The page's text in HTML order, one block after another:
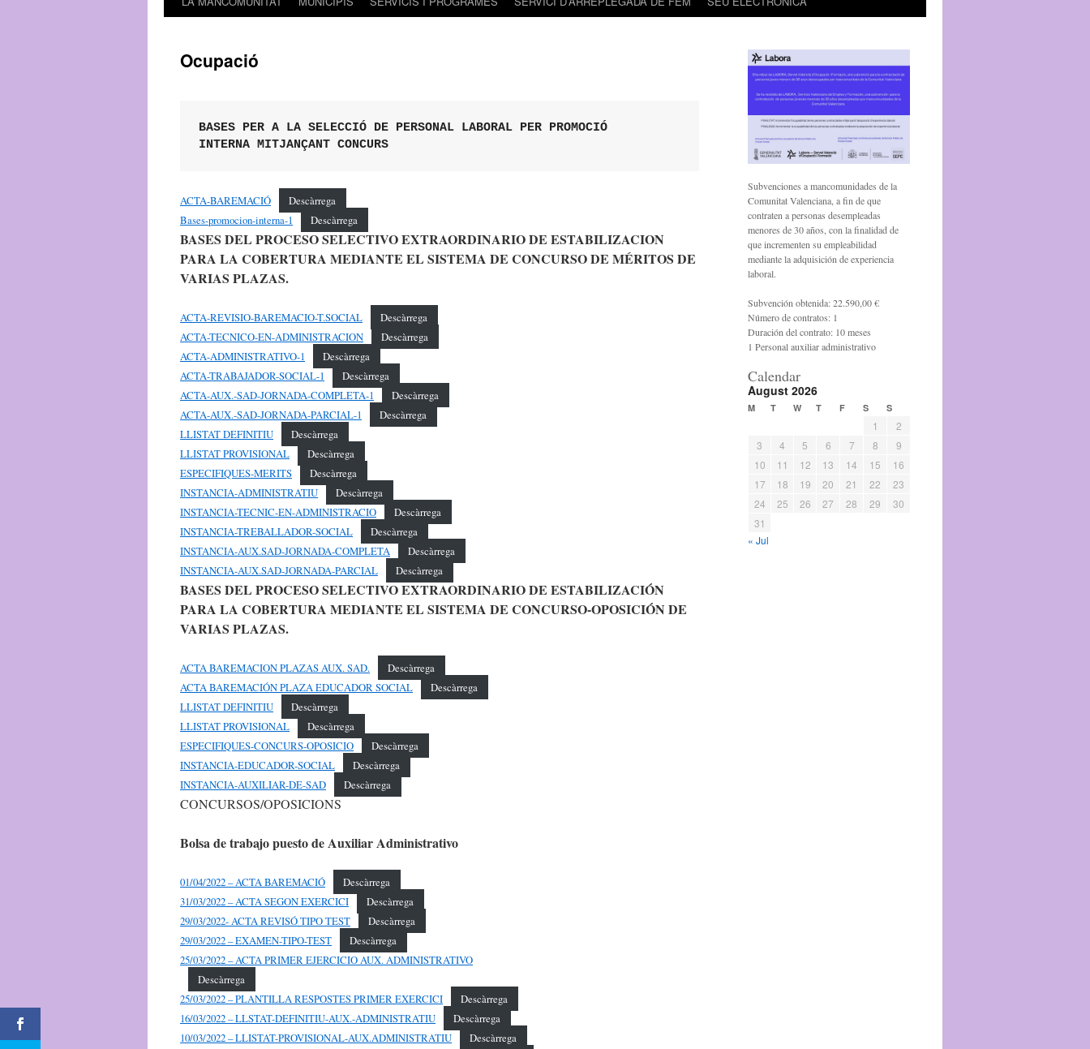
Ocupació
BASES PER A LA SELECCIÓ DE PERSONAL LABORAL PER PROMOCIÓ
INTERNA MITJANÇANT CONCURS
ACTA-BAREMACIÓ
Descàrrega
Bases-promocion-interna-1
Descàrrega
BASES DEL PROCESO SELECTIVO EXTRAORDINARIO DE ESTABILIZACION
PARA LA COBERTURA MEDIANTE EL SISTEMA DE CONCURSO DE MÉRITOS DE
VARIAS PLAZAS.
ACTA-REVISIO-BAREMACIO-T.SOCIAL
Descàrrega
ACTA-TECNICO-EN-ADMINISTRACION
Descàrrega
ACTA-ADMINISTRATIVO-1
Descàrrega
ACTA-TRABAJADOR-SOCIAL-1
Descàrrega
ACTA-AUX.-SAD-JORNADA-COMPLETA-1
Descàrrega
ACTA-AUX.-SAD-JORNADA-PARCIAL-1
Descàrrega
LLISTAT DEFINITIU
Descàrrega
LLISTAT PROVISIONAL
Descàrrega
ESPECIFIQUES-MERITS
Descàrrega
INSTANCIA-ADMINISTRATIU
Descàrrega
INSTANCIA-TECNIC-EN-ADMINISTRACIO
Descàrrega
INSTANCIA-TREBALLADOR-SOCIAL
Descàrrega
INSTANCIA-AUX.SAD-JORNADA-COMPLETA
Descàrrega
INSTANCIA-AUX.SAD-JORNADA-PARCIAL
Descàrrega
BASES DEL PROCESO SELECTIVO EXTRAORDINARIO DE ESTABILIZACIÓN
PARA LA COBERTURA MEDIANTE EL SISTEMA DE CONCURSO-OPOSICIÓN DE
VARIAS PLAZAS.
ACTA BAREMACION PLAZAS AUX. SAD.
Descàrrega
ACTA BAREMACIÓN PLAZA EDUCADOR SOCIAL
Descàrrega
LLISTAT DEFINITIU
Descàrrega
LLISTAT PROVISIONAL
Descàrrega
ESPECIFIQUES-CONCURS-OPOSICIO
Descàrrega
INSTANCIA-EDUCADOR-SOCIAL
Descàrrega
INSTANCIA-AUXILIAR-DE-SAD
Descàrrega
CONCURSOS/OPOSICIONS
Bolsa de trabajo puesto deAuxiliar Administrativo
01/04/2022 – ACTA BAREMACIÓ
Descàrrega
31/03/2022 – ACTA SEGON EXERCICI
Descàrrega
29/03/2022- ACTA REVISÓ TIPO TEST
Descàrrega
29/03/2022 – EXAMEN-TIPO-TEST
Descàrrega
25/03/2022 – ACTA PRIMER EJERCICIO AUX. ADMINISTRATIVO
Descàrrega
25/03/2022 – PLANTILLA RESPOSTES PRIMER EXERCICI
Descàrrega
16/03/2022 – LLSTAT-DEFINITIU-AUX.-ADMINISTRATIU
Descàrrega
10/03/2022 – LLISTAT-PROVISIONAL-AUX.ADMINISTRATIU
Descàrrega
Subvenciones a mancomunidades de la
Comunitat Valenciana, a fin de que
contraten a personas desempleadas
menores de 30 años, con la finalidad de
que incrementen su empleabilidad
mediante la adquisición de experiencia
laboral.
Subvención obtenida: 22.590,00 €
Número de contratos: 1
Duración del contrato: 10 meses
1 Personal auxiliar administrativo
Calendar
August 2026
M T W T F S S
1
2
3
4 5 6 7 8
9
10
11 12 13 14 15
16
17
18 19 20 21 22
23
24
25 26 27 28 29
30
31
« Jul